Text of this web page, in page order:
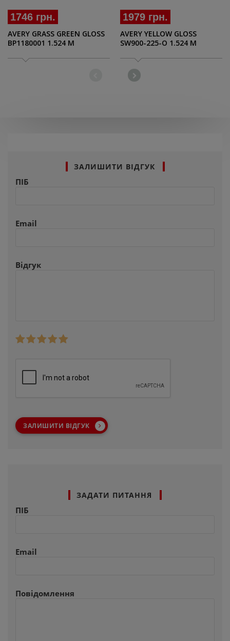
1746 грн.
AVERY GRASS GREEN GLOSS
BP1180001 1.524 M
1979 грн.
AVERY YELLOW GLOSS
SW900-225-O 1.524 M
ЗАЛИШИТИ ВІДГУК
ПІБ
Email
Відгук
ЗАЛИШИТИ ВІДГУК
ЗАДАТИ ПИТАННЯ
ПІБ
Email
Повідомлення